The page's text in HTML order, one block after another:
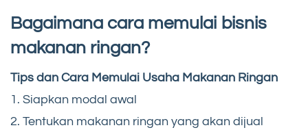
Bagaimana cara memulai bisnis
makanan ringan?
Tips dan Cara Memulai Usaha Makanan Ringan
1. Siapkan modal awal
2. Tentukan makanan ringan yang akan dijual